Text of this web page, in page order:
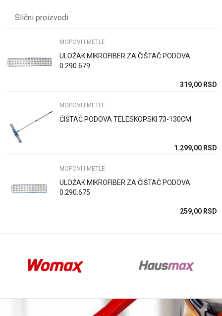
Poruka
Anti-spam zaštita - izračunajte koliko je 4 + 1 :
Slični proizvodi
MOPOVI I METLE
ULOŽAK MIKROFIBER ZA ČIŠTAČ PODOVA
0.290.679
319,00 RSD
MOPOVI I METLE
ČIŠTAČ PODOVA TELESKOPSKI 73-130CM
1.299,00 RSD
MOPOVI I METLE
ULOŽAK MIKROFIBER ZA ČIŠTAČ PODOVA
0.290.675
259,00 RSD